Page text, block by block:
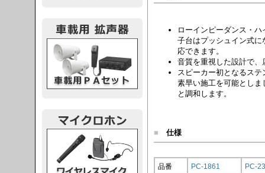
ローインピーダンス・
子台はプッシュイン式
応できます。
音質を重視した設計で
スピーカー初となるス
素早い施工を可能とし
と調和します。
■ 仕様
品番 PC-1861 PC-